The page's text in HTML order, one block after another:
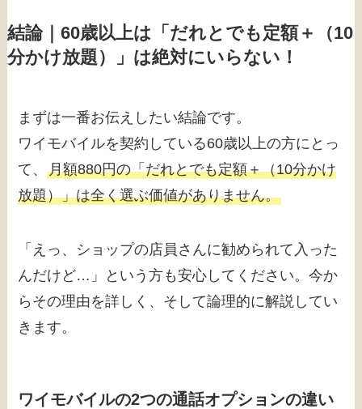
結論｜60歳以上は「だれとでも定額＋（10
分かけ放題）」は絶対にいらない！
まずは一番お伝えしたい結論です。
ワイモバイルを契約している60歳以上の方にとっ
て、月額880円の「だれとでも定額＋（10分かけ
放題）」は全く選ぶ価値がありません。
「えっ、ショップの店員さんに勧められて入った
んだけど…」という方も安心してください。今か
らその理由を詳しく、そして論理的に解説してい
きます。
ワイモバイルの2つの通話オプションの違い